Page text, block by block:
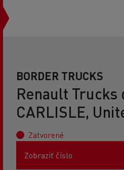
BORDER TRUCKS
Renault Trucks
CARLISLE,
Zatvorené
Zobraziť číslo